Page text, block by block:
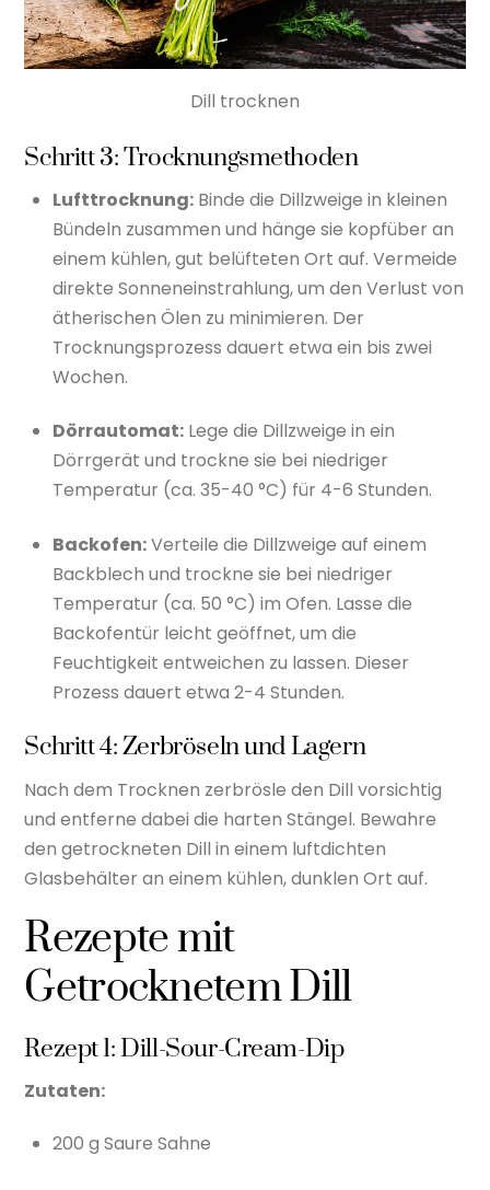
Dill trocknen
Schritt 3: Trocknungsmethoden
Lufttrocknung: Binde die Dillzweige in kleinen
Bündeln zusammen und hänge sie kopfüber an
einem kühlen, gut belüfteten Ort auf. Vermeide
direkte Sonneneinstrahlung, um den Verlust von
ätherischen Ölen zu minimieren. Der
Trocknungsprozess dauert etwa ein bis zwei
Wochen.
Dörrautomat: Lege die Dillzweige in ein
Dörrgerät und trockne sie bei niedriger
Temperatur (ca. 35-40 °C) für 4-6 Stunden.
Backofen:Verteile die Dillzweige auf einem
Backblech und trockne sie bei niedriger
Temperatur (ca. 50 °C) im Ofen. Lasse die
Backofentür leicht geöffnet, um die
Feuchtigkeit entweichen zu lassen. Dieser
Prozess dauert etwa 2-4 Stunden.
Schritt 4: Zerbröseln und Lagern
Nach dem Trocknen zerbrösle den Dill vorsichtig
und entferne dabei die harten Stängel. Bewahre
den getrockneten Dill in einem luftdichten
Glasbehälter an einem kühlen, dunklen Ort auf.
Rezepte mit
Getrocknetem Dill
Rezept 1: Dill-Sour-Cream-Dip
Zutaten:
200 g Saure Sahne